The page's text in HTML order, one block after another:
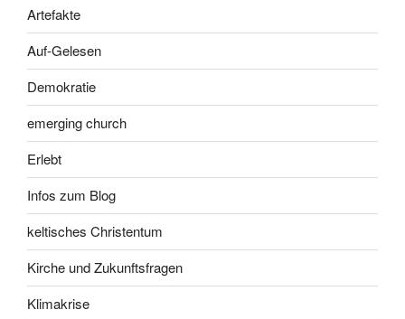
Artefakte
Auf-Gelesen
Demokratie
emerging church
Erlebt
Infos zum Blog
keltisches Christentum
Kirche und Zukunftsfragen
Klimakrise